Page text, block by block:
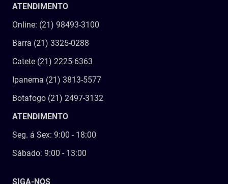
ATENDIMENTO
Online: (21) 98493-3100
Barra (21) 3325-0288
Catete (21) 2225-6363
Ipanema (21) 3813-5577
Botafogo (21) 2497-3132
ATENDIMENTO
Seg. á Sex: 9:00 - 18:00
Sábado: 9:00 - 13:00
SIGA-NOS